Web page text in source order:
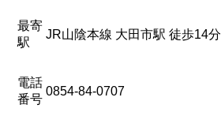
最寄
駅
JR山陰本線 大田市駅 徒歩14分
電話
番号
0854-84-0707